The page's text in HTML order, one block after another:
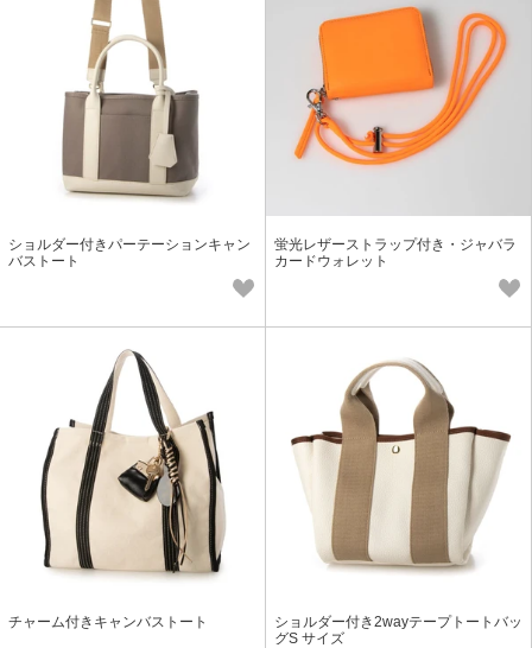
ショルダー付きパーテーションキャン
バストート
蛍光レザーストラップ付き・ジャバラ
カードウォレット
チャーム付きキャンバストート
ショルダー付き2wayテープトートバッ
グS サイズ